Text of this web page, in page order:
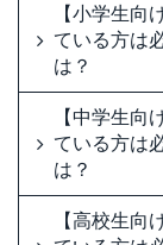
【小学生
ている方は
は？
【中学生
ている方は
は？
【高校生